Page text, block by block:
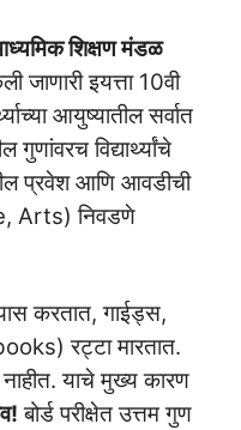
शिक्षण मंडळ
जाणारी इयत्ता 10वी
आयुष्यातील सर्वात
गुणांवरच विद्यार्थ्यांचे
प्रवेश आणि आवडीची
Arts) निवडणे
करतात, गाईड्स,
रट्टा मारतात.
याचे मुख्य कारण
बोर्ड परीक्षेत उत्तम गुण